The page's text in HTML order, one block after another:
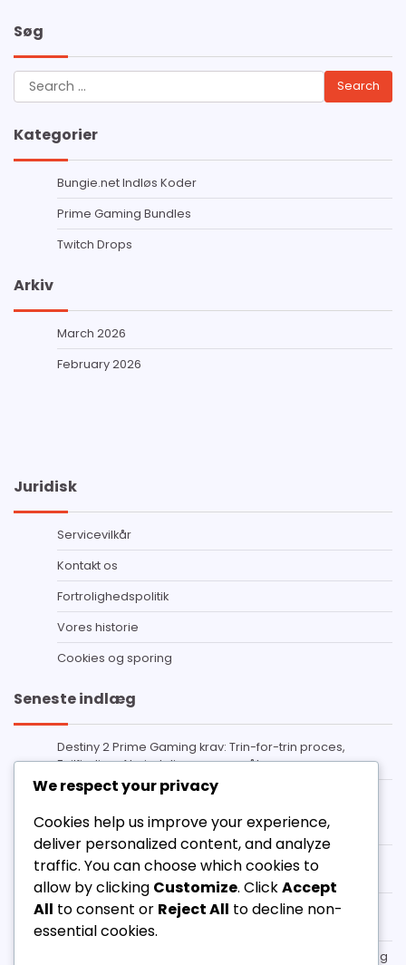
Søg
Search
for:
Kategorier
Bungie.net Indløs Koder
Prime Gaming Bundles
Twitch Drops
Arkiv
March 2026
February 2026
Juridisk
Servicevilkår
Kontakt os
Fortrolighedspolitik
Vores historie
Cookies og sporing
Seneste indlæg
Destiny 2 Prime Gaming krav: Trin-for-trin proces,
Fejlfinding, Almindelige spørgsmål
Destiny 2 Kodehistorik: Tidligere kampagner,
Bemærkelsesværdige udgivelser, Samfundsmæssig
indflydelse
Destiny 2 Prime Gaming Shader: Eksklusive
farveskemaer, Sådan indløser du, Varighed
Destiny 2 Twitch Drops Feedback: Brugeroplevelser,
Forslag til forbedringer, Udvikleres svar
Destiny 2 Kodeindløsning: Trin-for-trin proces, Fejlfinding
We respect your privacy
Cookies help us improve your experience,
deliver personalized content, and analyze
traffic. You can choose which cookies to
allow by clicking Customize. ClickAccept
All to consent or Reject All to decline non-
essential cookies.